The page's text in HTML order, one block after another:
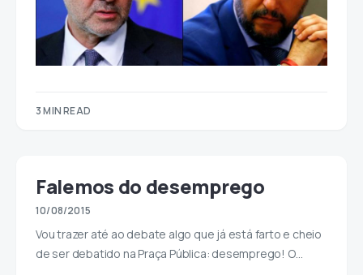
3 MIN READ
Falemos do desemprego
10/08/2015
Vou trazer até ao debate algo que já está farto e cheio
de ser debatido na Praça Pública: desemprego! O…